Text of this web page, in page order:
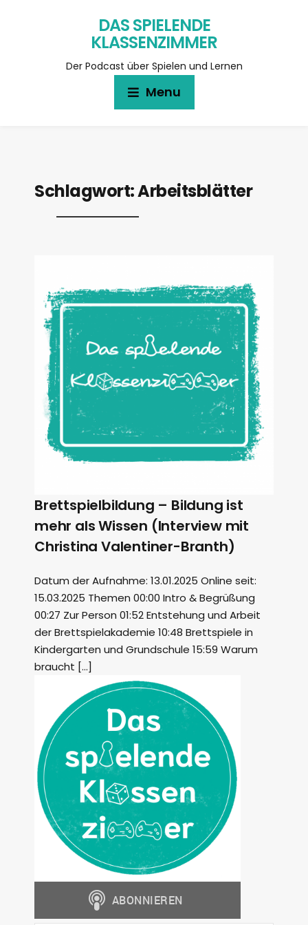
DAS SPIELENDE
KLASSENZIMMER
Der Podcast über Spielen und Lernen
Menu
Schlagwort:Arbeitsblätter
Brettspielbildung – Bildung ist
mehr als Wissen (Interview mit
Christina Valentiner-Branth)
Datum der Aufnahme: 13.01.2025 Online seit:
15.03.2025 Themen 00:00 Intro & Begrüßung
00:27 Zur Person 01:52 Entstehung und Arbeit
der Brettspielakademie 10:48 Brettspiele in
Kindergarten und Grundschule 15:59 Warum
braucht […]